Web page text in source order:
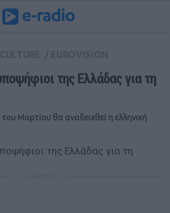
της Ελλάδας για τη
Μαρτίου θα αναδειχθεί η ελληνική